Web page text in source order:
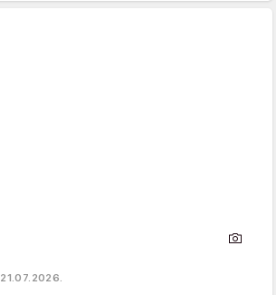
21.07.2026.